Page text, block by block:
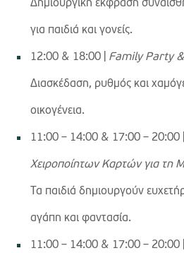
Δημιουργική έκφραση
για παιδιά και γονείς.
12:00 & 18:00 | Family Party
Διασκέδαση, ρυθμός και
οικογένεια.
11:00 – 14:00 & 17:00 – 20:00 |
Χειροποίητων Καρτών για τη
Τα παιδιά δημιουργούν
αγάπη και φαντασία.
11:00 – 14:00 & 17:00 – 20:00 |